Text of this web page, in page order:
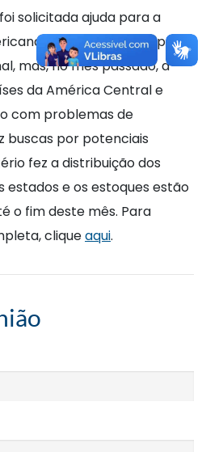
solicitada ajuda para a
da Saúde (OPAS) para
mas, no mês passado, a
da América Central e
com problemas de
buscas por potenciais
fez a distribuição dos
e os estoques estão
o fim deste mês. Para
cliqueaqui.